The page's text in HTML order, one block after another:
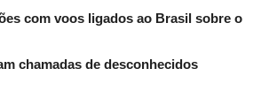
com voos ligados ao Brasil sobre o
chamadas de desconhecidos